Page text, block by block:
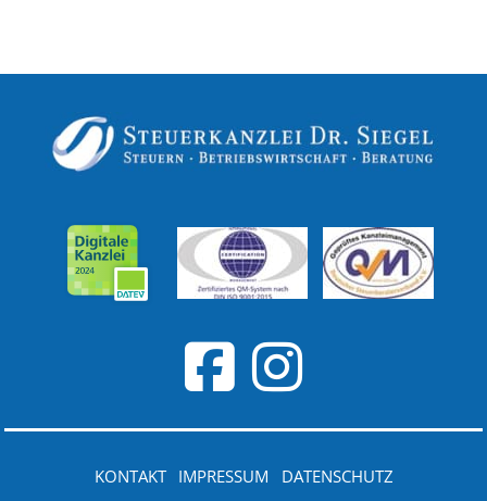
KONTAKT IMPRESSUM DATENSCHUTZ